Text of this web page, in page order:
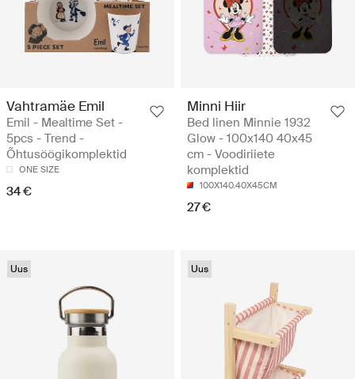
Vahtramäe Emil
Emil - Mealtime Set -
5pcs - Trend -
Õhtusöögikomplektid
ONE SIZE
34 €
Minni Hiir
Bed linen Minnie 1932
Glow - 100x140 40x45
cm - Voodiriiete
komplektid
100X140.40X45CM
27 €
Uus Uus